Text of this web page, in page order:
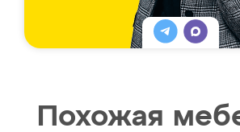
Похожая